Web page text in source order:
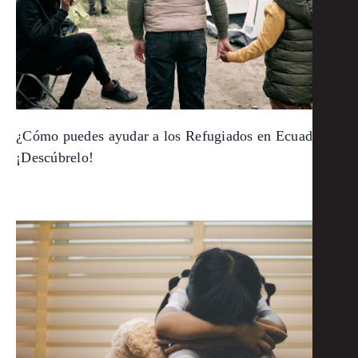
¿Cómo puedes ayudar a los Refugiados en Ecuador?
¡Descúbrelo!